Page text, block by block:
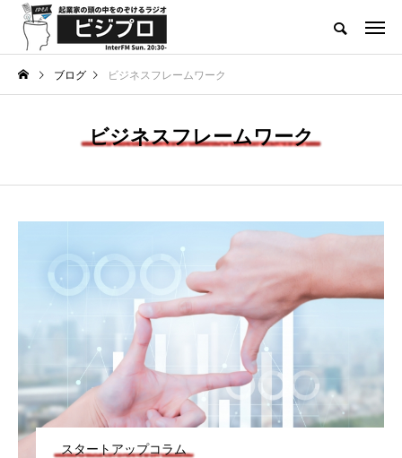
起業家による起業家のためのメディア
INNOVATOR’S TALK スタートアップコラム
Category
IPO M&A SaaS
SNSマーケティング インカムゲイン
インタビュ＾ インタビュー エグジット
キャピタルゲイン コト消費
ビジネスフレームワーク
ブログ ビジネスフレームワーク
ビジネスフレームワーク
スタートアップコラム